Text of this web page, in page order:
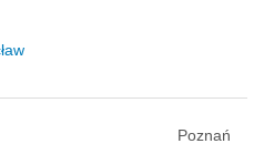
Poznań